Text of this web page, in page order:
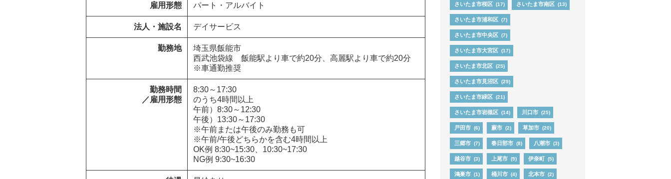
雇用形態 パート・アルバイト
法人・施設名 デイサービス
勤務地
埼玉県飯能市
西武池袋線　飯能駅より車で約20分、高麗駅より車で約20分
※車通勤推奨
勤務時間
／雇用形態
8:30～17:30
のうち4時間以上
午前）8:30～12:30
午後）13:30～17:30
※午前または午後のみ勤務も可
※午前/午後どちらかを含む4時間以上
OK例 8:30~15:30、10:30~17:30
NG例 9:30~16:30
さいたま市桜区 (17) さいたま市南区 (13)
さいたま市浦和区 (7)
さいたま市中央区 (7)
さいたま市大宮区 (17)
さいたま市北区 (25)
さいたま市見沼区 (29)
さいたま市緑区 (21)
さいたま市岩槻区 (14) 川口市 (25)
戸田市 (6) 蕨市 (2) 草加市 (20)
三郷市 (7) 春日部市 (8) 八潮市 (3)
越谷市 (3) 上尾市 (9) 伊奈町 (5)
鴻巣市 (1) 桶川市 (4) 北本市 (2)